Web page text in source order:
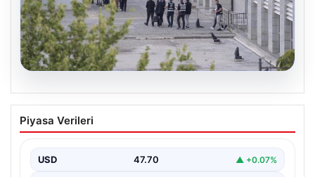
05.08.2026
Etimesgut Belediyesi’nde Gelişen
Soruşturma ve Uyuşturucu Test
Son günlerde yayılan haberler, Etimesgut
Piyasa Verileri
USD 47.70 ▲ +0.07%